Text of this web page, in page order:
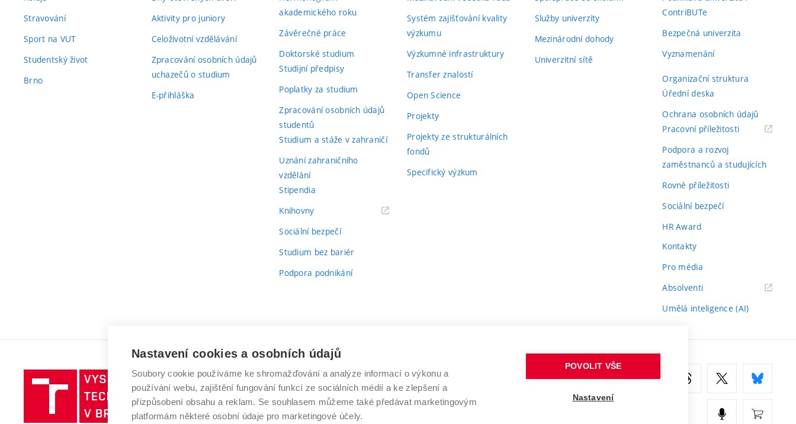
Stravování
Sport na VUT
Studentský život
Brno
Aktivity pro juniory
Celoživotní vzdělávání
Zpracování osobních údajů
uchazečů o studium
E-přihláška
akademického roku
Závěrečné práce
Doktorské studium
Studijní předpisy
Poplatky za studium
Zpracování osobních údajů
studentů
Studium a stáže v zahraničí
Uznání zahraničního
vzdělání
Stipendia
Knihovny(externí
Sociální bezpečí
Studium bez bariér
Podpora podnikání
Systém zajišťování kvality
výzkumu
Výzkumné infrastruktury
Transfer znalostí
Open Science
Projekty
Projekty ze strukturálních
fondů
Specifický výzkum
Služby univerzity
Mezinárodní dohody
Univerzitní sítě
ContriBUTe
Bezpečná univerzita
Vyznamenání
Organizační struktura
Úřední deska
Ochrana osobních údajů
Pracovní příležitosti(externí
Podpora a rozvoj
zaměstnanců a studujících
Rovné příležitosti
Sociální bezpečí
HR Award
Kontakty
Pro média
Absolventi(externí
Umělá inteligence (AI)
Vysoké
učení
technické
v
VYSOKÉ UČENÍ TECHNICKÉ V BRNĚ
Antonínská 548/1
602 00 Brno
www.vut.cz
Nastavení cookies a osobních údajů
Soubory cookie používáme ke shromažďování a analýze informací o výkonu a
používání webu, zajištění fungování funkcí ze sociálních médií a ke zlepšení a
přizpůsobení obsahu a reklam. Se souhlasem můžeme také předávat marketingovým
platformám některé osobní údaje pro marketingové účely.
POVOLIT VŠE
Nastavení